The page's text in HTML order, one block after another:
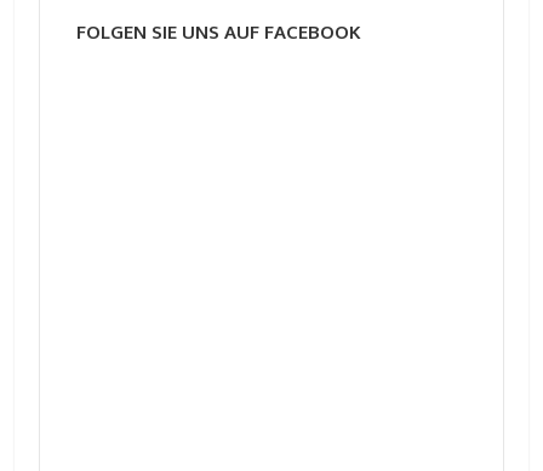
FOLGEN SIE UNS AUF FACEBOOK